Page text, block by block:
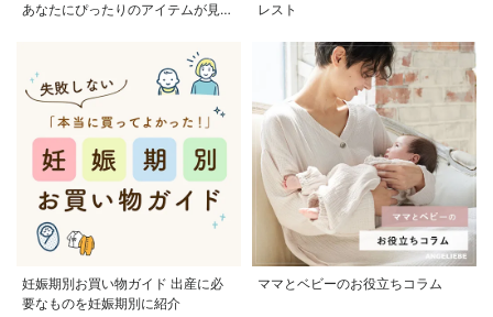
あなたにぴったりのアイテムが見つ
レスト
妊娠期別お買い物ガイド 出産に必
要なものを妊娠期別に紹介
ママとベビーのお役立ちコラム